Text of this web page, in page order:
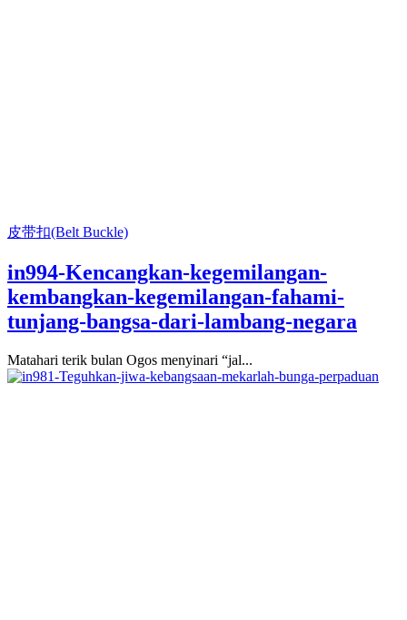
皮带扣(Belt Buckle)
in994-Kencangkan-kegemilangan-
kembangkan-kegemilangan-fahami-
tunjang-bangsa-dari-lambang-negara
Matahari terik bulan Ogos menyinari “jal...